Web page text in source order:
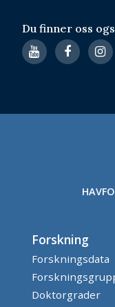
Du finner oss
Forskning
Forskningsdata
Doktorgrader